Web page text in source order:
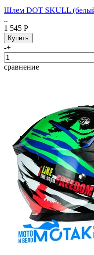
Шлем DOT SKULL
..
1 545 Р
-+
сравнение